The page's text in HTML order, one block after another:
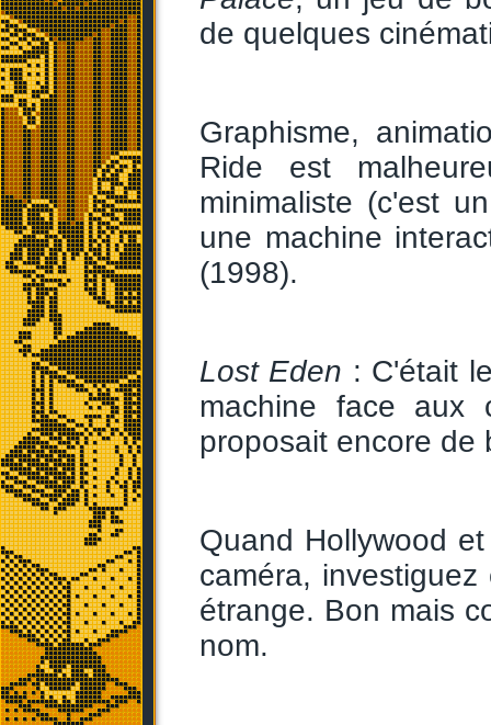
de quelques
Graphisme,
Ride est
minimaliste (c'est
une machine
(1998).
Lost Eden : C'était
machine face aux
proposait encore de
Quand Hollywood
caméra,
étrange. Bon mais
nom.